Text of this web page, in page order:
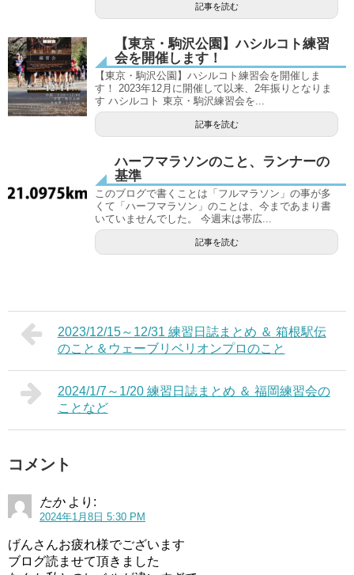
記事を読む
【東京・駒沢公園】ハシルコト練習
会を開催します！
【東京・駒沢公園】ハシルコト練習会を開催しま
す！ 2023年12月に開催して以来、2年振りとなりま
す ハシルコト 東京・駒沢練習会を...
記事を読む
ハーフマラソンのこと、ランナーの
基準
このブログで書くことは「フルマラソン」の事が多
くて「ハーフマラソン」のことは、今まであまり書
いていませんでした。 今週末は帯広...
記事を読む
2023/12/15～12/31 練習日誌まとめ ＆ 箱根駅伝
のこと＆ウェーブリベリオンプロのこと
2024/1/7～1/20 練習日誌まとめ ＆ 福岡練習会の
ことなど
コメント
たか より:
2024年1月8日 5:30 PM
げんさんお疲れ様でございます
ブログ読ませて頂きました